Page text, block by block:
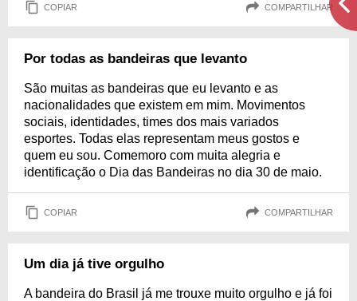
COPIAR COMPARTILHAR
Por todas as bandeiras que levanto
São muitas as bandeiras que eu levanto e as
nacionalidades que existem em mim. Movimentos
sociais, identidades, times dos mais variados
esportes. Todas elas representam meus gostos e
quem eu sou. Comemoro com muita alegria e
identificação o Dia das Bandeiras no dia 30 de maio.
COPIAR COMPARTILHAR
Um dia já tive orgulho
A bandeira do Brasil já me trouxe muito orgulho e já foi